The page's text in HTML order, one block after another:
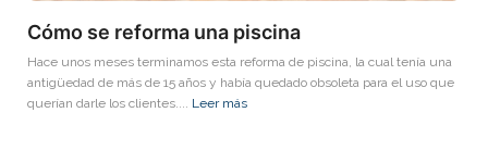
Cómo se reforma una piscina
Hace unos meses terminamos esta reforma de piscina, la cual tenía una
antigüedad de más de 15 años y había quedado obsoleta para el uso que
querían darle los clientes.... Leer más